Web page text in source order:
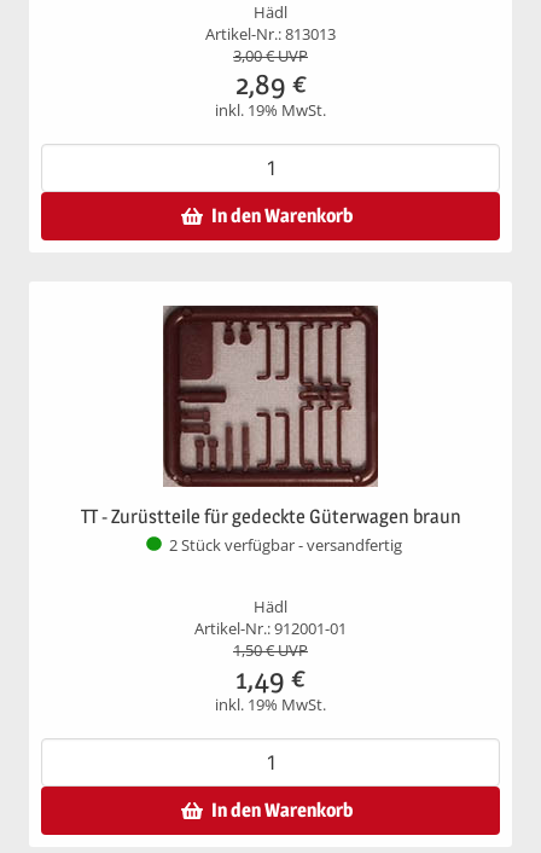
Hädl
Artikel-Nr.: 813013
3,00€ UVP
2,89 €
inkl. 19% MwSt.
In den Warenkorb
TT - Zurüstteile für gedeckte Güterwagen braun
2 Stück verfügbar - versandfertig
Hädl
Artikel-Nr.: 912001-01
1,50€ UVP
1,49 €
inkl. 19% MwSt.
In den Warenkorb